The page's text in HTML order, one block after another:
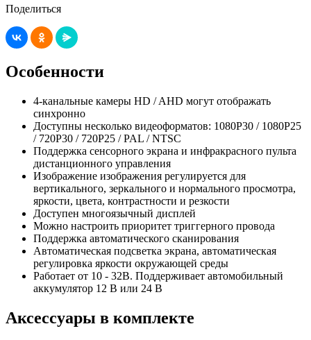
Поделиться
Особенности
4-канальные камеры HD / AHD могут отображать
синхронно
Доступны несколько видеоформатов: 1080P30 / 1080P25
/ 720P30 / 720P25 / PAL / NTSC
Поддержка сенсорного экрана и инфракрасного пульта
дистанционного управления
Изображение изображения регулируется для
вертикального, зеркального и нормального просмотра,
яркости, цвета, контрастности и резкости
Доступен многоязычный дисплей
Можно настроить приоритет триггерного провода
Поддержка автоматического сканирования
Автоматическая подсветка экрана, автоматическая
регулировка яркости окружающей среды
Работает от 10 - 32В. Поддерживает автомобильный
аккумулятор 12 В или 24 В
Аксессуары в комплекте